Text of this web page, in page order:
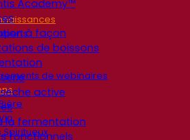
de webinaires
Spiritueux
Academy™
à façon
de boissons
active
la fermentation
fonctionnels